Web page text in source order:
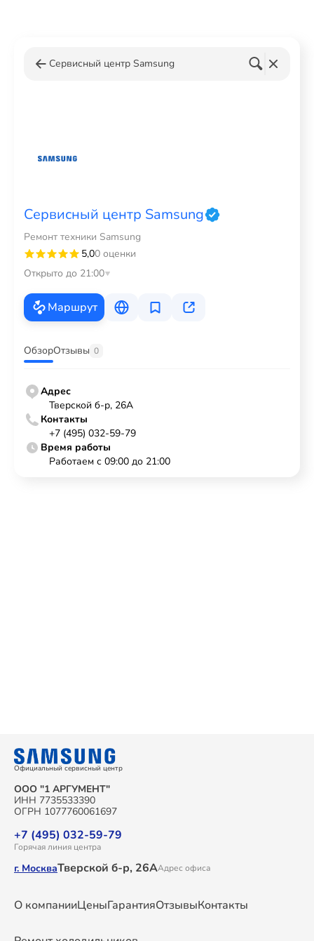
Сервисный центр Samsung
Сервисный центр Samsung
Ремонт техники Samsung
5,00 оценки
Открыто до 21:00
Маршрут
ОбзорОтзывы 0
Адрес
Тверской б-р, 26А
Контакты
+7 (495) 032-59-79
Время работы
Работаем с 09:00 до 21:00
Официальный сервисный центр
ООО "1 АРГУМЕНТ"
ИНН 7735533390
ОГРН 1077760061697
+7 (495) 032-59-79
Горячая линия центра
г. МоскваТверской б-р, 26ААдрес офиса
О компанииЦеныГарантияОтзывыКонтакты